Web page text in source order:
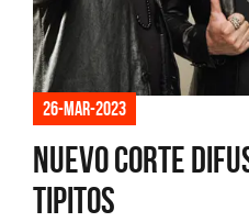
26-mar-2023
Nuevo corte
Tipitos